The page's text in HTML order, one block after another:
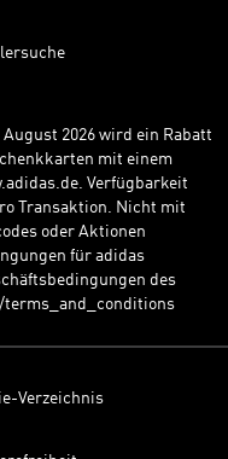
2026 wird ein Rabatt
mit einem
Verfügbarkeit
Transaktion. Nicht mit
oder Aktionen
für adidas
des
terms_and_conditions
Verzeichnis